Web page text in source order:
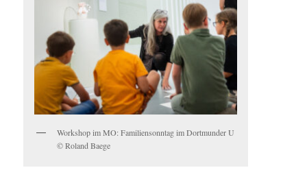
Workshop im MO: Familiensonntag im Dortmunder U
© Roland Baege